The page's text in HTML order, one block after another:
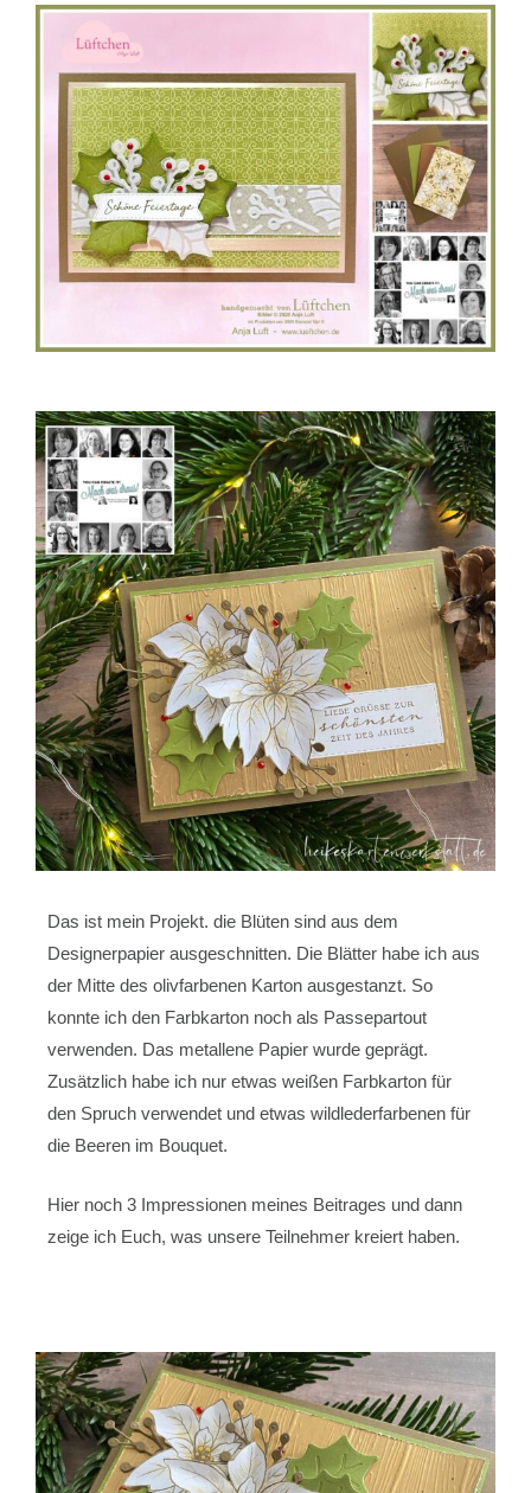
Das ist mein Projekt. die Blüten sind aus dem
Designerpapier ausgeschnitten. Die Blätter habe ich aus
der Mitte des olivfarbenen Karton ausgestanzt. So
konnte ich den Farbkarton noch als Passepartout
verwenden. Das metallene Papier wurde geprägt.
Zusätzlich habe ich nur etwas weißen Farbkarton für
den Spruch verwendet und etwas wildlederfarbenen für
die Beeren im Bouquet.
Hier noch 3 Impressionen meines Beitrages und dann
zeige ich Euch, was unsere Teilnehmer kreiert haben.